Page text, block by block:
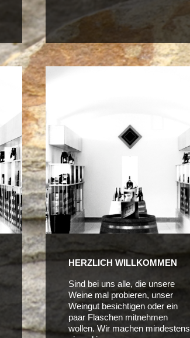
HERZLICH WILLKOMMEN
Sind bei uns alle, die unsere
Weine mal probieren, unser
Weingut besichtigen oder ein
paar Flaschen mitnehmen
wollen. Wir machen mindestens